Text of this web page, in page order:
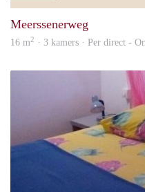
Meerssenerweg
16 m2 · 3 kamers · Per direct -